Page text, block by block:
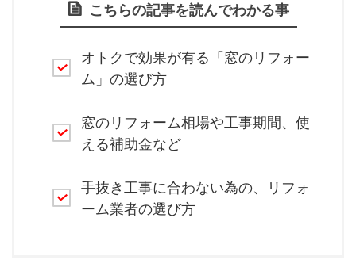
こちらの記事を読んでわかる事
オトクで効果が有る「窓のリフォー
ム」の選び方
窓のリフォーム相場や工事期間、使
える補助金など
手抜き工事に合わない為の、リフォ
ーム業者の選び方